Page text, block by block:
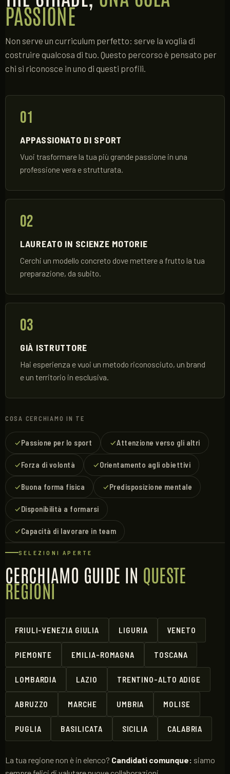
PASSIONE
Non serve un curriculum perfetto: serve la voglia di
costruire qualcosa di tuo. Questo percorso è pensato per
chi si riconosce in uno di questi profili.
01
APPASSIONATO DI SPORT
Vuoi trasformare la tua più grande passione in una
professione vera e strutturata.
02
LAUREATO IN SCIENZE MOTORIE
Cerchi un modello concreto dove mettere a frutto la tua
preparazione, da subito.
03
GIÀ ISTRUTTORE
Hai esperienza e vuoi un metodo riconosciuto, un brand
e un territorio in esclusiva.
COSA CERCHIAMO IN TE
Passione per lo sport Attenzione verso gli altri
Forza di volontà Orientamento agli obiettivi
Buona forma fisica Predisposizione mentale
Disponibilità a formarsi
Capacità di lavorare in team
SELEZIONI APERTE
CERCHIAMO GUIDE IN QUESTE
REGIONI
FRIULI-VENEZIA GIULIA LIGURIA VENETO
PIEMONTE EMILIA-ROMAGNA TOSCANA
LOMBARDIA LAZIO TRENTINO-ALTO ADIGE
ABRUZZO MARCHE UMBRIA MOLISE
PUGLIA BASILICATA SICILIA CALABRIA
La tua regione non è in elenco? Candidati comunque: siamo